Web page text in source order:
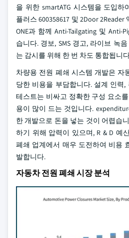
을 위한 smartATG 시스템을 도입하
플러스 600358617 및 2Door
ONE과 함께 Anti-Tailgating 및 Anti-
습니다. 경보, SMS 경고, 라이브 녹
는 감시를 위해 한 번 차도 통합됩니
차량용 전원 폐쇄 시스템 개발은 자
당한 비용을 부담합니다. 설계 인력
테스트는 비싸고 정확한 구성 요소
용이 많이 드는 것입니다.
한 개발으로 돈을 넣는 것이 어렵습
하기 위해 압력이 있으며, R & D 예
폐쇄 업계에서 매우 도전하여 비용
발합니다.
자동차 전원 폐쇄 시장 분석